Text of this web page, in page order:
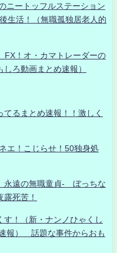
ニートッフルステーション
生活！（無職孤独居老人的
！オ・カマトレーダーの
ろ動画まとめ速報）
るまとめ速報！！激しく
エ！こじらせ！50独身処
遠の無職童貞- ぼっちな
死苦！
！（新・ナンノひゃくし
報） 話題な事件からおも